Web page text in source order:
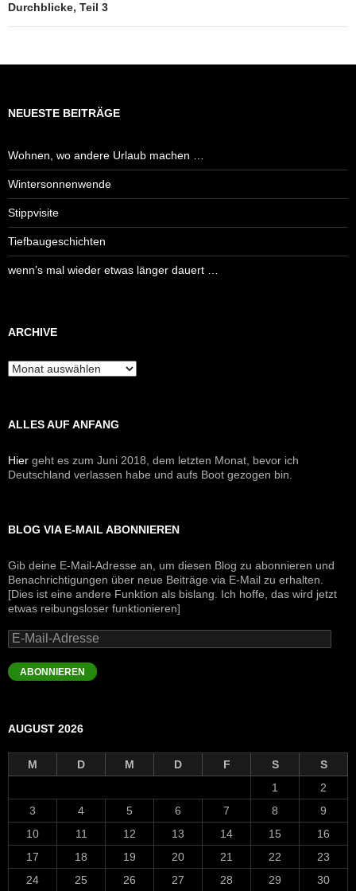
Durchblicke, Teil 3
NEUESTE BEITRÄGE
Wohnen, wo andere Urlaub machen …
Wintersonnenwende
Stippvisite
Tiefbaugeschichten
wenn’s mal wieder etwas länger dauert …
ARCHIVE
Archive
ALLES AUF ANFANG
Hier geht es zum Juni 2018, dem letzten Monat, bevor ich
Deutschland verlassen habe und aufs Boot gezogen bin.
BLOG VIA E-MAIL ABONNIEREN
Gib deine E-Mail-Adresse an, um diesen Blog zu abonnieren und
Benachrichtigungen über neue Beiträge via E-Mail zu erhalten.
[Dies ist eine andere Funktion als bislang. Ich hoffe, das wird jetzt
etwas reibungsloser funktionieren]
E-
Mail-
Adresse
ABONNIEREN
AUGUST 2026
M D M D F S
S
1
2
3
4 5 6 7 8
9
10
11 12 13 14 15
16
17
18 19 20 21 22
23
24
25 26 27 28 29 30